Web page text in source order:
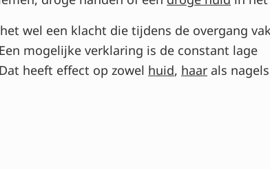
wel een klacht die tijdens de overgang
mogelijke verklaring is de constant lage
heeft effect op zowel huid, haar als